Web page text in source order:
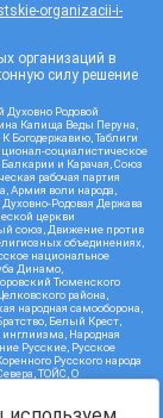
organizacii-i-
организаций в
силу решение
Духовно Родовой
Капища Веды Перуна,
Богодержавию, Таблиги
социалистическое
и Карачая, Союз
рабочая партия
Армия воли народа,
Родовая Держава
церкви
союз, Движение против
объединениях,
национальное
Динамо,
Тюменского
района,
народная самооборона,
Белый Крест,
Народная
Русские, Русское
Русского народа
ТОЙС, О
инициативная